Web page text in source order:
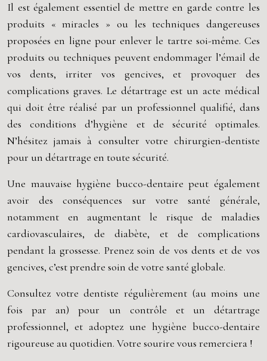
Il est également essentiel de mettre en garde contre les
produits « miracles » ou les techniques dangereuses
proposées en ligne pour enlever le tartre soi-même. Ces
produits ou techniques peuvent endommager l’émail de
vos dents, irriter vos gencives, et provoquer des
complications graves. Le détartrage est un acte médical
qui doit être réalisé par un professionnel qualifié, dans
des conditions d’hygiène et de sécurité optimales.
N’hésitez jamais à consulter votre chirurgien-dentiste
pour un détartrage en toute sécurité.
Une mauvaise hygiène bucco-dentaire peut également
avoir des conséquences sur votre santé générale,
notamment en augmentant le risque de maladies
cardiovasculaires, de diabète, et de complications
pendant la grossesse. Prenez soin de vos dents et de vos
gencives, c’est prendre soin de votre santé globale.
Consultez votre dentiste régulièrement (au moins une
fois par an) pour un contrôle et un détartrage
professionnel, et adoptez une hygiène bucco-dentaire
rigoureuse au quotidien. Votre sourire vous remerciera !